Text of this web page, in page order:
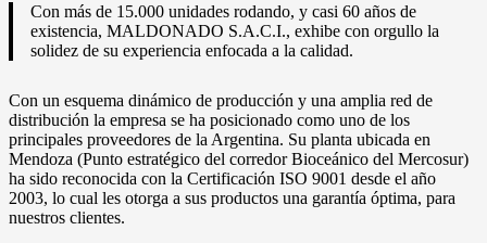
Con más de 15.000 unidades rodando, y casi 60 años de
existencia, MALDONADO S.A.C.I., exhibe con orgullo la
solidez de su experiencia enfocada a la calidad.
Con un esquema dinámico de producción y una amplia red de
distribución la empresa se ha posicionado como uno de los
principales proveedores de la Argentina. Su planta ubicada en
Mendoza (Punto estratégico del corredor Bioceánico del Mercosur)
ha sido reconocida con la Certificación ISO 9001 desde el año
2003, lo cual les otorga a sus productos una garantía óptima, para
nuestros clientes.